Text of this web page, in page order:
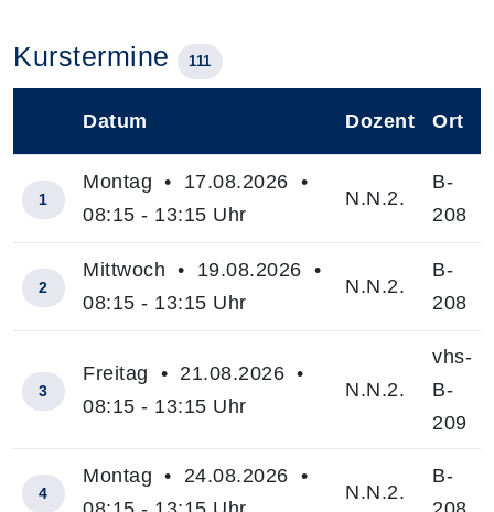
Kurstermine 111
Datum Dozent Ort
1
Montag • 17.08.2026 •
08:15 - 13:15 Uhr
N.N.2.
B-
208
2
Mittwoch • 19.08.2026 •
08:15 - 13:15 Uhr
N.N.2.
B-
208
3
Freitag • 21.08.2026 •
08:15 - 13:15 Uhr
N.N.2.
vhs-
B-
209
4
Montag • 24.08.2026 •
N.N.2.
B-